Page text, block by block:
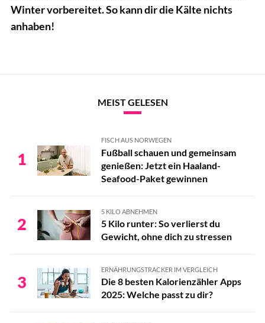
Winter vorbereitet. So kann dir die Kälte nichts
anhaben!
MEIST GELESEN
1
FISCH AUS NORWEGEN
Fußball schauen und gemeinsam
genießen: Jetzt ein Haaland-
Seafood-Paket gewinnen
2
5 KILO ABNEHMEN
5 Kilo runter: So verlierst du
Gewicht, ohne dich zu stressen
3
ERNÄHRUNGSTRACKER IM VERGLEICH
Die 8 besten Kalorienzähler Apps
2025: Welche passt zu dir?